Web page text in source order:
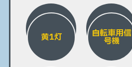
黄1灯 自転車用信
号機